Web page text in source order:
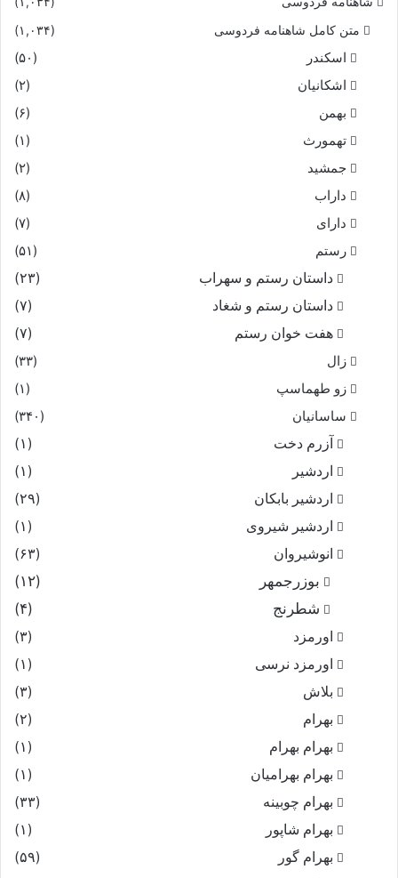
متن کامل شاهنامه فردوسی (۱,۰۳۴)
اسکندر
(۵۰)
اشکانیان
(۲)
بهمن
(۶)
تهمورث
(۱)
جمشید
(۲)
داراب
(۸)
دارای
(۷)
رستم
(۵۱)
داستان رستم و سهراب
(۲۳)
داستان رستم و شغاد
(۷)
هفت خوان رستم‏
(۷)
زال
(۳۳)
زو طهماسپ‏
(۱)
ساسانیان
(۳۴۰)
آزرم دخت
(۱)
اردشیر
(۱)
اردشیر بابکان
(۲۹)
اردشیر شیروی
(۱)
انوشیروان
(۶۳)
بوزرجمهر
(۱۲)
شطرنج
(۴)
اورمزد
(۳)
اورمزد نرسى‏
(۱)
بلاش
(۳)
بهرام
(۲)
بهرام بهرام
(۱)
بهرام بهرامیان‏
(۱)
بهرام چوبینه
(۳۳)
بهرام شاپور
(۱)
بهرام گور
(۵۹)